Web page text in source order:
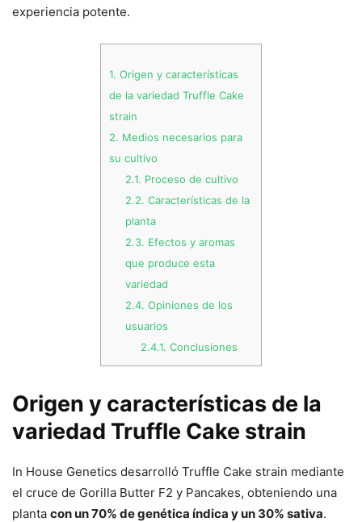
experiencia potente.
1. Origen y características
de la variedad Truffle Cake
strain
2. Medios necesarios para
su cultivo
2.1. Proceso de cultivo
2.2. Características de la
planta
2.3. Efectos y aromas
que produce esta
variedad
2.4. Opiniones de los
usuarios
2.4.1. Conclusiones
Origen y características de la
variedad Truffle Cake strain
In House Genetics desarrolló Truffle Cake strain mediante
el cruce de Gorilla Butter F2 y Pancakes, obteniendo una
planta con un 70% de genética índica y un 30% sativa.